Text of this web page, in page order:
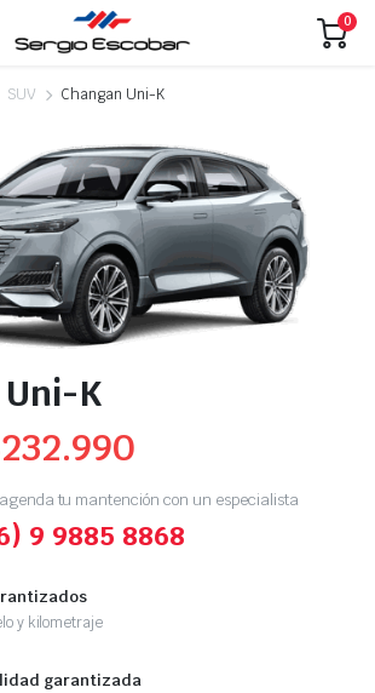
0
SUV Changan Uni-K
Uni-K
232.990
tu mantención con un especialista
9 9885 8868
y kilometraje
garantizada